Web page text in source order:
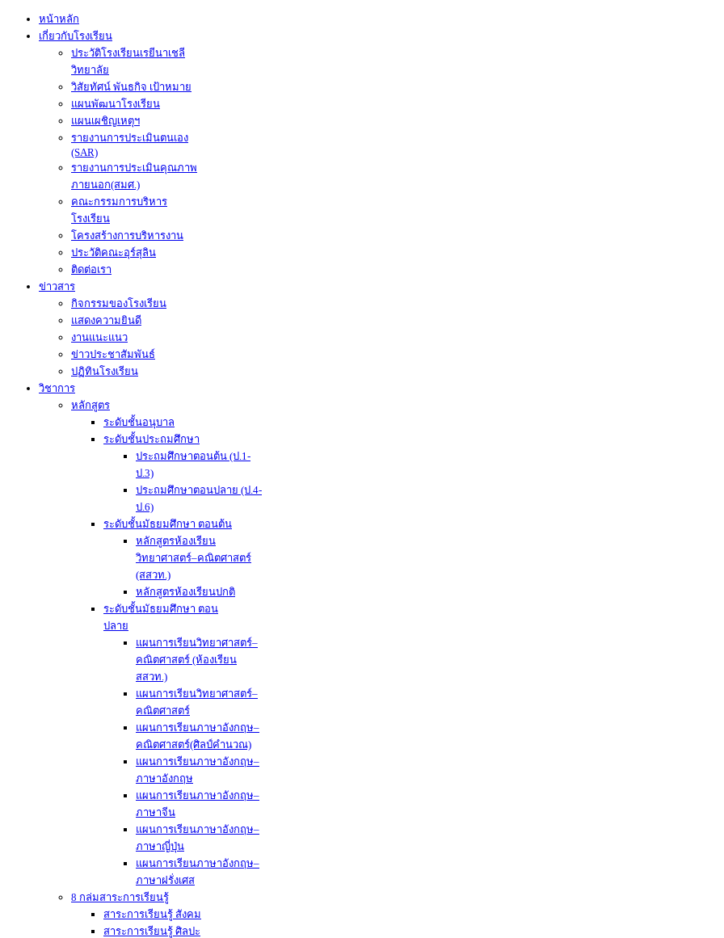
หน้าหลัก
เกี่ยวกับโรงเรียน
ประวัติโรงเรียนเรยีนาเชลี
วิทยาลัย
วิสัยทัศน์ พันธกิจ เป้าหมาย
แผนพัฒนาโรงเรียน
แผนเผชิญเหตุฯ
รายงานการประเมินตนเอง
(SAR)
รายงานการประเมินคุณภาพ
ภายนอก(สมศ.)
คณะกรรมการบริหาร
โรงเรียน
โครงสร้างการบริหารงาน
ประวัติคณะอุร์สุลิน
ติดต่อเรา
ข่าวสาร
กิจกรรมของโรงเรียน
แสดงความยินดี
งานแนะแนว
ข่าวประชาสัมพันธ์
ปฏิทินโรงเรียน
วิชาการ
หลักสูตร
ระดับชั้นอนุบาล
ระดับชั้นประถมศึกษา
ประถมศึกษาตอนต้น (ป.1-
ป.3)
ประถมศึกษาตอนปลาย (ป.4-
ป.6)
ระดับชั้นมัธยมศึกษา ตอนต้น
หลักสูตรห้องเรียน
วิทยาศาสตร์–คณิตศาสตร์
(สสวท.)
หลักสูตรห้องเรียนปกติ
ระดับชั้นมัธยมศึกษา ตอน
ปลาย
แผนการเรียนวิทยาศาสตร์–
คณิตศาสตร์ (ห้องเรียน
สสวท.)
แผนการเรียนวิทยาศาสตร์–
คณิตศาสตร์
แผนการเรียนภาษาอังกฤษ–
คณิตศาสตร์(ศิลป์คำนวณ)
แผนการเรียนภาษาอังกฤษ–
ภาษาอังกฤษ
แผนการเรียนภาษาอังกฤษ–
ภาษาจีน
แผนการเรียนภาษาอังกฤษ–
ภาษาญี่ปุ่น
แผนการเรียนภาษาอังกฤษ–
ภาษาฝรั่งเศส
8 กล่มสาระการเรียนรู้
สาระการเรียนรู้ สังคม
สาระการเรียนรู้ ศิลปะ